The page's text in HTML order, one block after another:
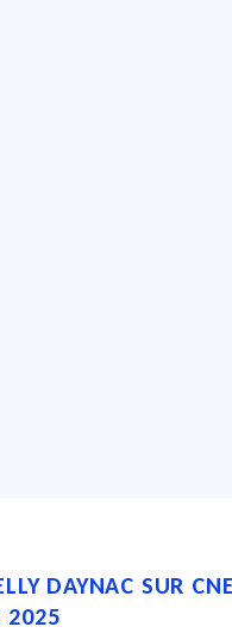
DAYNAC SUR
2025